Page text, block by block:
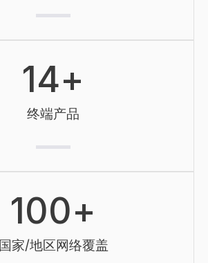
14+
终端产品
100+
国家/地区网络覆盖